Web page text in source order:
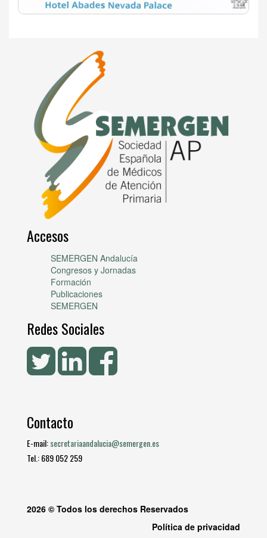
Accesos
SEMERGEN Andalucía
Congresos y Jornadas
Formación
Publicaciones
SEMERGEN
Redes Sociales
Contacto
E-mail:secretariaandalucia@semergen.es
Tel.: 689 052 259
2026 © Todos los derechos Reservados
Política de privacidad